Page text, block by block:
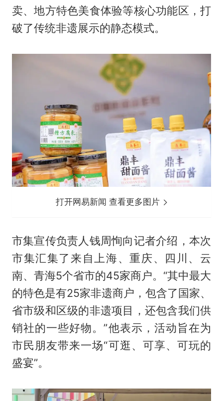
卖、地方特色美食体验等核心功能区，打
破了传统非遗展示的静态模式。
打开网易新闻 查看更多图片
市集宣传负责人钱周恂向记者介绍，本次
市集汇集了来自上海、重庆、四川、云
南、青海5个省市的45家商户。“其中最大
的特色是有25家非遗商户，包含了国家、
省市级和区级的非遗项目，还包含我们供
销社的一些好物。”他表示，活动旨在为
市民朋友带来一场“可逛、可享、可玩的
盛宴”。